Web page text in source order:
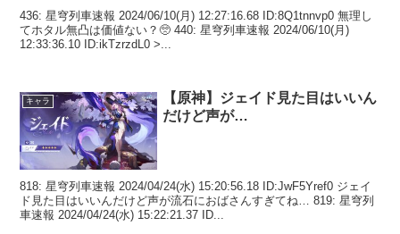
436: 星穹列車速報 2024/06/10(月) 12:27:16.68 ID:8Q1tnnvp0 無理し
てホタル無凸は価値ない？🥺 440: 星穹列車速報 2024/06/10(月)
12:33:36.10 ID:ikTzrzdL0 >...
キャラ
【原神】ジェイド見た目はいいん
だけど声が…
818: 星穹列車速報 2024/04/24(水) 15:20:56.18 ID:JwF5Yref0 ジェイ
ド見た目はいいんだけど声が流石におばさんすぎてね… 819: 星穹列
車速報 2024/04/24(水) 15:22:21.37 ID...